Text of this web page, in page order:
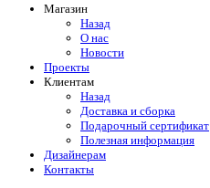
Магазин
Назад
О нас
Новости
Проекты
Клиентам
Назад
Доставка и сборка
Подарочный сертификат
Полезная информация
Дизайнерам
Контакты